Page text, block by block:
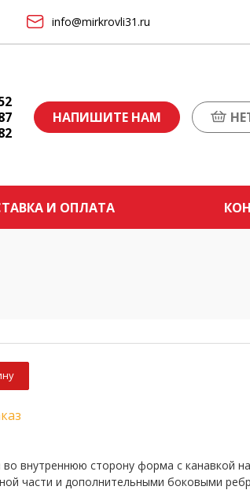
info@mirkrovli31.ru
НАПИШИТЕ НАМ
И ОПЛАТА
во внутреннюю сторону форма с канавкой на
части и дополнительными боковыми